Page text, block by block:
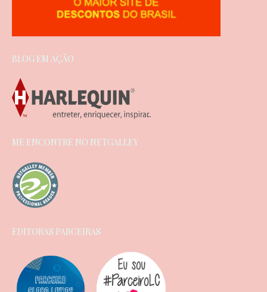
BLOG EM AÇÃO
ME ENCONTRE NO NETGALLEY
EDITORAS PARCEIRAS